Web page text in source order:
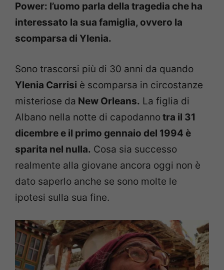
Power: l’uomo parla della tragedia che ha
interessato la sua famiglia, ovvero la
scomparsa di Ylenia.
Sono trascorsi più di 30 anni da quando
Ylenia Carrisi è scomparsa in circostanze
misteriose da New Orleans. La figlia di
Albano nella notte di capodannotra il 31
dicembre e il primo gennaio del 1994 è
sparita nel nulla. Cosa sia successo
realmente alla giovane ancora oggi non è
dato saperlo anche se sono molte le
ipotesi sulla sua fine.